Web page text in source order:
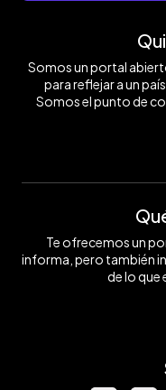
Somos un portal
para reflejar a un
Somos el punto de
Te ofrecemos un
informa, pero también
de lo que